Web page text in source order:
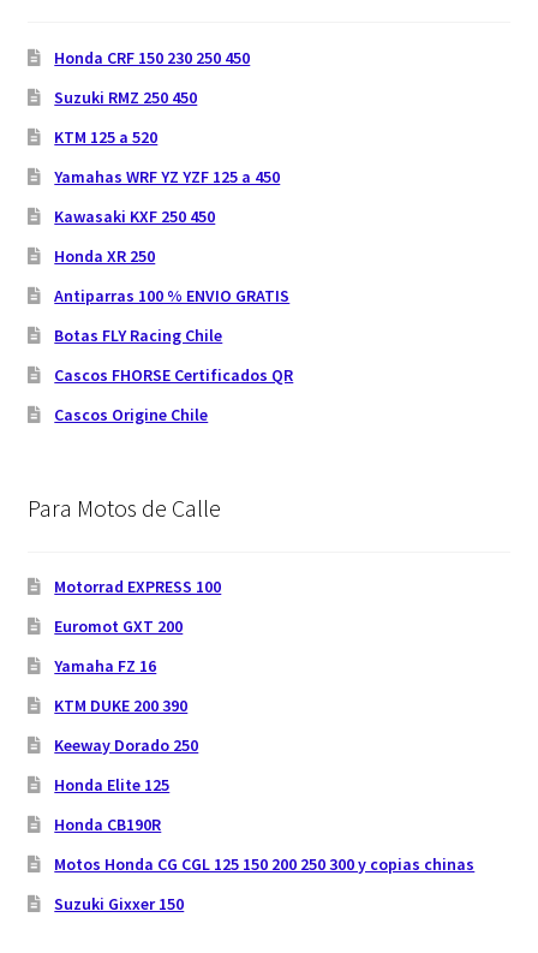
Honda CRF 150 230 250 450
Suzuki RMZ 250 450
KTM 125 a 520
Yamahas WRF YZ YZF 125 a 450
Kawasaki KXF 250 450
Honda XR 250
Antiparras 100 % ENVIO GRATIS
Botas FLY Racing Chile
Cascos FHORSE Certificados QR
Cascos Origine Chile
Para Motos de Calle
Motorrad EXPRESS 100
Euromot GXT 200
Yamaha FZ 16
KTM DUKE 200 390
Keeway Dorado 250
Honda Elite 125
Honda CB190R
Motos Honda CG CGL 125 150 200 250 300 y copias chinas
Suzuki Gixxer 150